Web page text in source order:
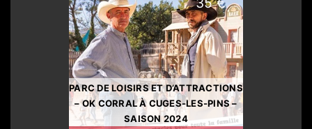
PARC DE LOISIRS ET D’ATTRACTIONS
– OK CORRAL À CUGES-LES-PINS –
SAISON 2024